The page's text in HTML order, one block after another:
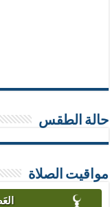
حالة الطقس
مواقيت الصلاة